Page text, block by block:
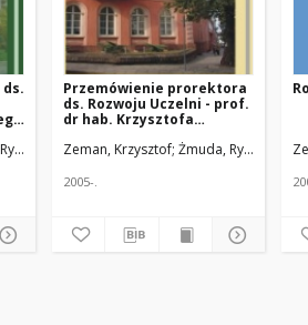
Red. nacz.
Przemówienie prorektora
ds. Rozwoju Uczelni - prof.
dr hab. Krzysztofa
Zeman, Krzysztof Żmuda, Ryszard.
2005-.